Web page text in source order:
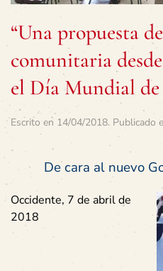
“Una propuesta
comunitaria
el Día Mundial
Escrito en 14/04/2018. Publicado
De cara al nuevo
Occidente, 7 de abril de
2018